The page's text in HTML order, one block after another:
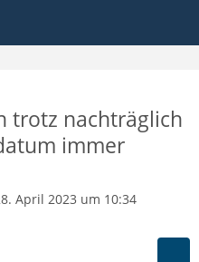
trotz nachträglich
immer
April 2023 um 10:34